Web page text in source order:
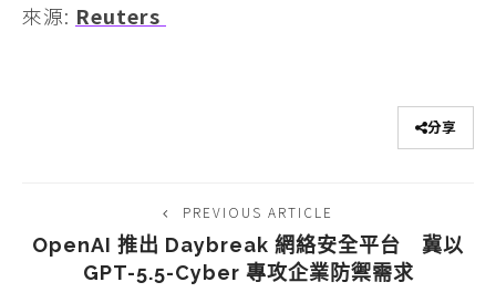
來源: Reuters
分享
PREVIOUS ARTICLE
OpenAI 推出 Daybreak 網絡安全平台 冀以
GPT-5.5-Cyber 專攻企業防禦需求